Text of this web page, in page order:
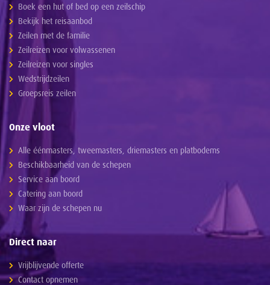
Boek een hut of bed op een zeilschip
Bekijk het reisaanbod
Zeilen met de familie
Zeilreizen voor volwassenen
Zeilreizen voor singles
Wedstrijdzeilen
Groepsreis zeilen
Onze vloot
Alle éénmasters, tweemasters, driemasters en platbodems
Beschikbaarheid van de schepen
Service aan boord
Catering aan boord
Waar zijn de schepen nu
Direct naar
Vrijblijvende offerte
Contact opnemen